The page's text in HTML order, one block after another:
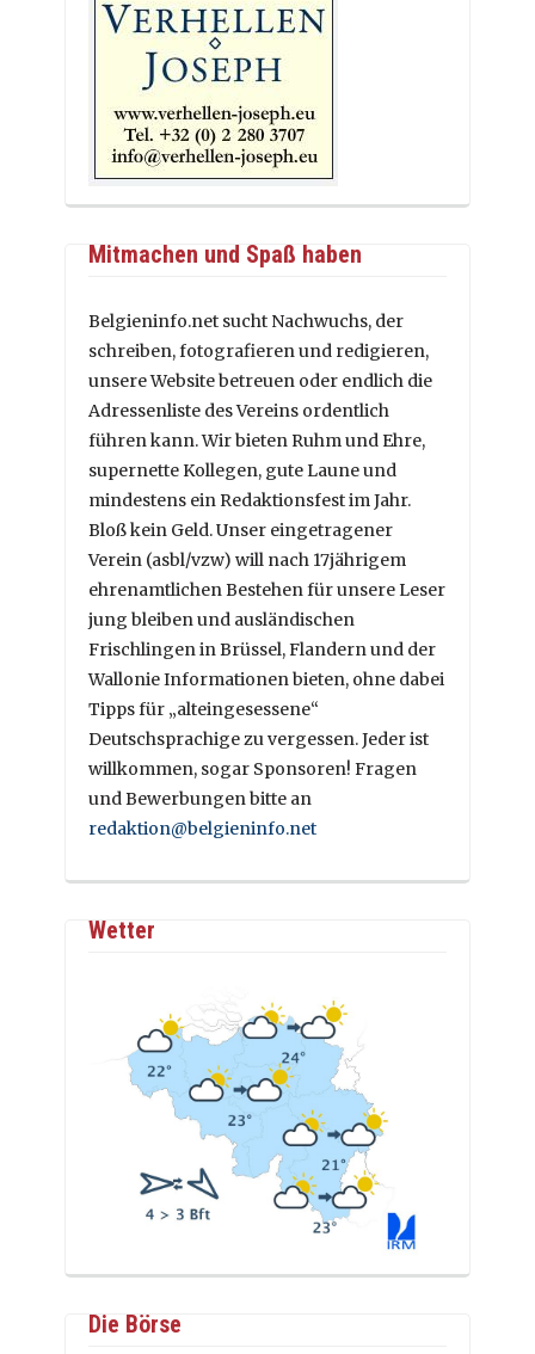
Mitmachen und Spaß haben
Belgieninfo.net sucht Nachwuchs, der
schreiben, fotografieren und redigieren,
unsere Website betreuen oder endlich die
Adressenliste des Vereins ordentlich
führen kann. Wir bieten Ruhm und Ehre,
supernette Kollegen, gute Laune und
mindestens ein Redaktionsfest im Jahr.
Bloß kein Geld. Unser eingetragener
Verein (asbl/vzw) will nach 17jährigem
ehrenamtlichen Bestehen für unsere Leser
jung bleiben und ausländischen
Frischlingen in Brüssel, Flandern und der
Wallonie Informationen bieten, ohne dabei
Tipps für „alteingesessene“
Deutschsprachige zu vergessen. Jeder ist
willkommen, sogar Sponsoren! Fragen
und Bewerbungen bitte an
redaktion@belgieninfo.net
Wetter
Die Börse